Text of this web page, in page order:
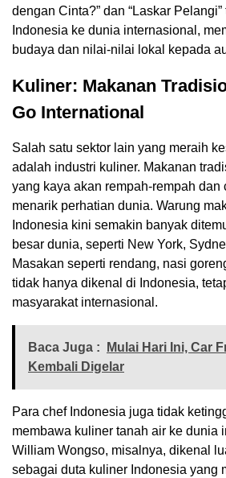
dengan Cinta?” dan “Laskar
Indonesia ke dunia internasional,
budaya dan nilai-nilai lokal kepada
Kuliner: Makanan
Go International
Salah satu sektor lain yang meraih
adalah industri kuliner. Makanan
yang kaya akan rempah-rempah dan
menarik perhatian dunia. Warung
Indonesia kini semakin banyak
besar dunia, seperti New York,
Masakan seperti rendang, nasi
tidak hanya dikenal di Indonesia,
masyarakat internasional.
Baca Juga :
Mulai Hari Ini, Car
Kembali Digelar
Para chef Indonesia juga tidak
membawa kuliner tanah air ke dunia
William Wongso, misalnya, dikenal
sebagai duta kuliner Indonesia yang